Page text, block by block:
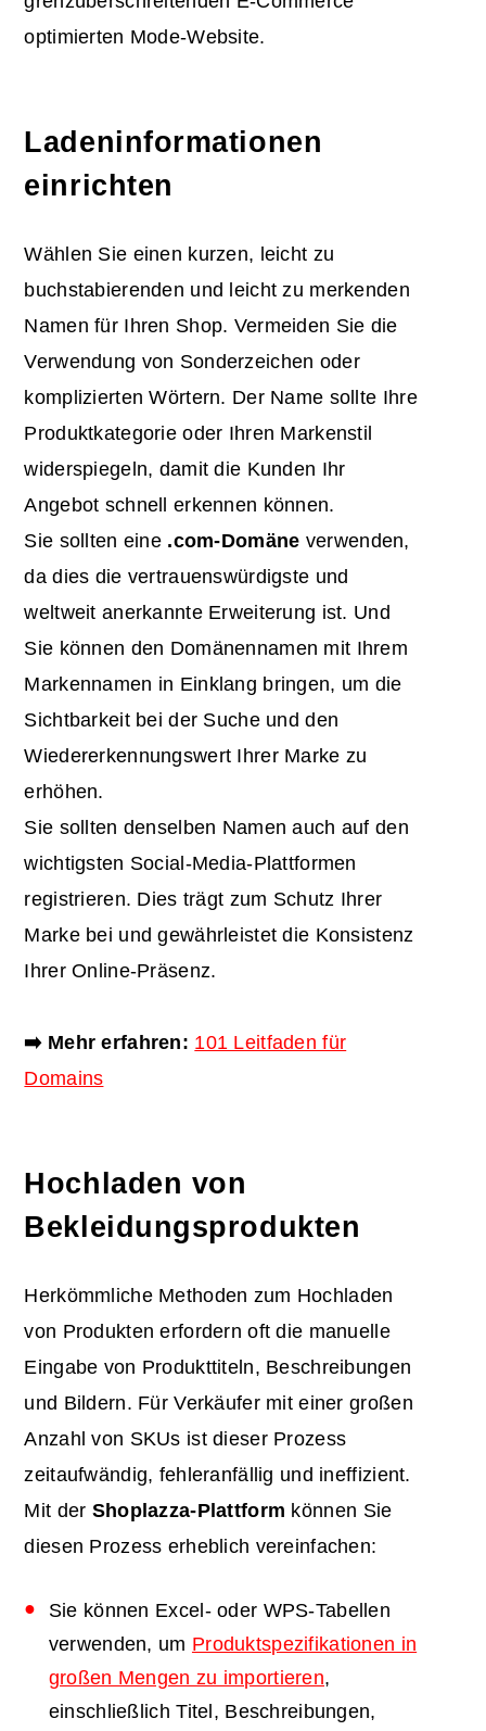
optimierten Mode-Website.
Ladeninformationen
einrichten
Wählen Sie einen kurzen, leicht zu
buchstabierenden und leicht zu merkenden
Namen für Ihren Shop. Vermeiden Sie die
Verwendung von Sonderzeichen oder
komplizierten Wörtern. Der Name sollte Ihre
Produktkategorie oder Ihren Markenstil
widerspiegeln, damit die Kunden Ihr
Angebot schnell erkennen können.
Sie sollten eine .com-Domäne verwenden,
da dies die vertrauenswürdigste und
weltweit anerkannte Erweiterung ist. Und
Sie können den Domänennamen mit Ihrem
Markennamen in Einklang bringen, um die
Sichtbarkeit bei der Suche und den
Wiedererkennungswert Ihrer Marke zu
erhöhen.
Sie sollten denselben Namen auch auf den
wichtigsten Social-Media-Plattformen
registrieren. Dies trägt zum Schutz Ihrer
Marke bei und gewährleistet die Konsistenz
Ihrer Online-Präsenz.
➡️ Mehr erfahren: 101 Leitfaden für
Domains
Hochladen von
Bekleidungsprodukten
Herkömmliche Methoden zum Hochladen
von Produkten erfordern oft die manuelle
Eingabe von Produkttiteln, Beschreibungen
und Bildern. Für Verkäufer mit einer großen
Anzahl von SKUs ist dieser Prozess
zeitaufwändig, fehleranfällig und ineffizient.
Mit der Shoplazza-Plattform können Sie
diesen Prozess erheblich vereinfachen:
Sie können Excel- oder WPS-Tabellen
verwenden, um Produktspezifikationen in
großen Mengen zu importieren,
einschließlich Titel, Beschreibungen,